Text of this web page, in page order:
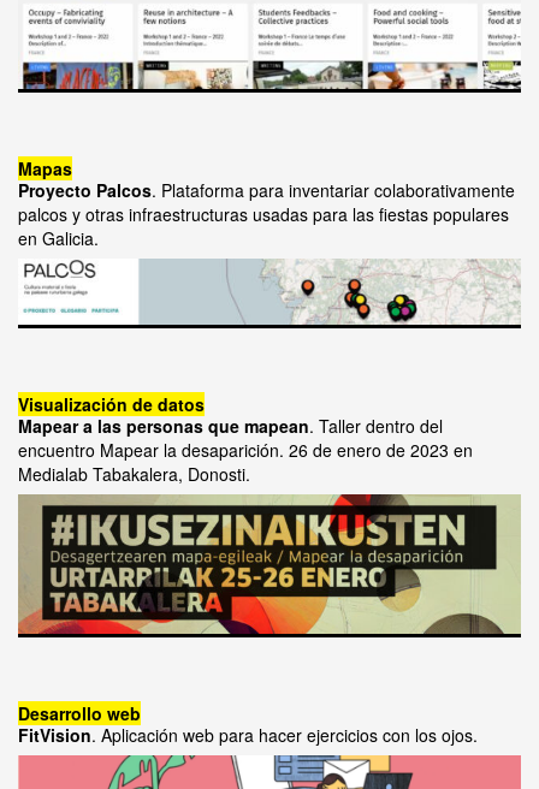
Mapas
Proyecto Palcos. Plataforma para inventariar colaborativamente
palcos y otras infraestructuras usadas para las fiestas populares
en Galicia.
Visualización de datos
Mapear a las personas que mapean. Taller dentro del
encuentro Mapear la desaparición. 26 de enero de 2023 en
Medialab Tabakalera, Donosti.
Desarrollo web
FitVision. Aplicación web para hacer ejercicios con los ojos.